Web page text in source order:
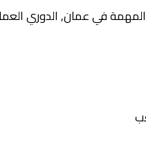
في عمان, الدوري